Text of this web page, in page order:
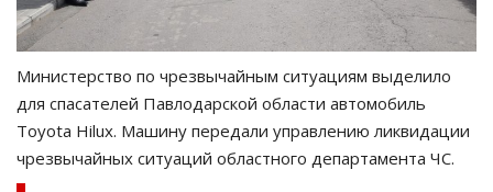
Министерство по чрезвычайным ситуациям выделило
для спасателей Павлодарской области автомобиль
Toyota Hilux. Машину передали управлению ликвидации
чрезвычайных ситуаций областного департамента ЧС.